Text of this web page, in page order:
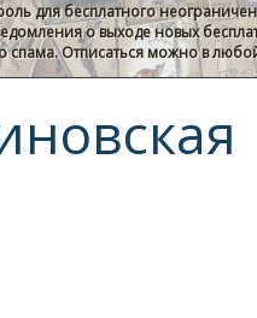
для бесплатного
о выходе новых
спама. Отписаться можно в